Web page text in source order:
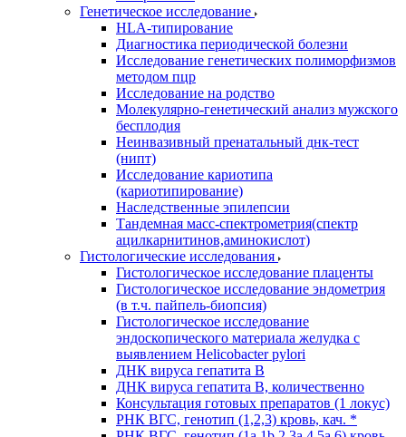
Генетическое исследование
HLA-типирование
Диагностика периодической болезни
Исследование генетических полиморфизмов
методом пцр
Исследование на родство
Молекулярно-генетический анализ мужского
бесплодия
Неинвазивный пренатальный днк-тест
(нипт)
Исследование кариотипа
(кариотипирование)
Наследственные эпилепсии
Тандемная масс-спектрометрия(спектр
ацилкарнитинов,аминокислот)
Гистологические исследования
Гистологическое исследование плаценты
Гистологическое исследование эндометрия
(в т.ч. пайпель-биопсия)
Гистологическое исследование
эндоскопического материала желудка с
выявлением Helicobacter pylori
ДНК вируса гепатита B
ДНК вируса гепатита B, количественно
Консультация готовых препаратов (1 локус)
РНК ВГC, генотип (1,2,3) кровь, кач. *